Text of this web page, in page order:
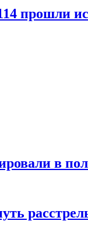
прошли
в